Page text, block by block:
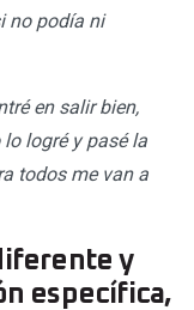
no podía ni
en salir bien,
logré y pasé la
todos me van a
y
específica,